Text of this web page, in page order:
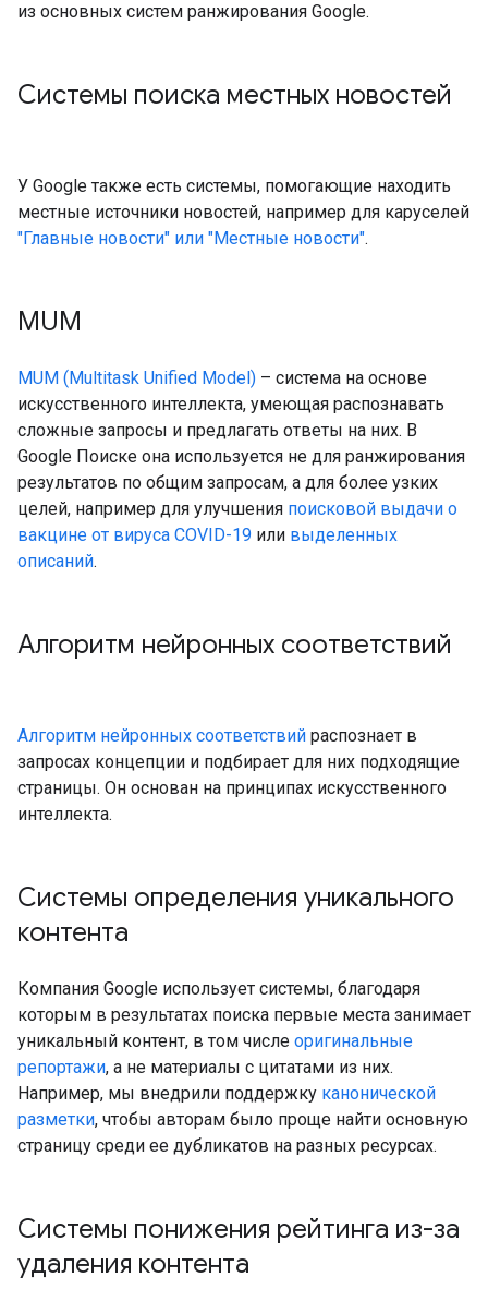
из основных систем ранжирования Google.
Системы поиска местных новостей
У Google также есть системы, помогающие находить
местные источники новостей, например для каруселей
"Главные новости" или "Местные новости".
MUM
MUM (Multitask Unified Model) – система на основе
искусственного интеллекта, умеющая распознавать
сложные запросы и предлагать ответы на них. В
Google Поиске она используется не для ранжирования
результатов по общим запросам, а для более узких
целей, например для улучшения поисковой выдачи о
вакцине от вируса COVID-19 или выделенных
описаний.
Алгоритм нейронных соответствий
Алгоритм нейронных соответствий распознает в
запросах концепции и подбирает для них подходящие
страницы. Он основан на принципах искусственного
интеллекта.
Системы определения уникального
контента
Компания Google использует системы, благодаря
которым в результатах поиска первые места занимает
уникальный контент, в том числе оригинальные
репортажи, а не материалы с цитатами из них.
Например, мы внедрили поддержку канонической
разметки, чтобы авторам было проще найти основную
страницу среди ее дубликатов на разных ресурсах.
Системы понижения рейтинга из-за
удаления контента